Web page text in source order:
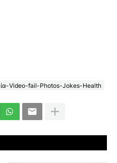
Video-fail-Photos-Jokes-Health